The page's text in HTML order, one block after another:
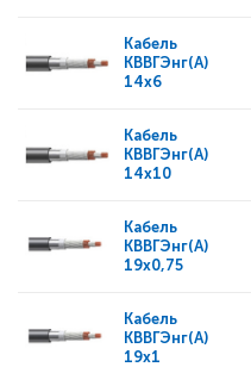
Кабель
КВВГЭнг(А)
14x6
Кабель
КВВГЭнг(А)
14x10
Кабель
КВВГЭнг(А)
19x0,75
Кабель
КВВГЭнг(А)
19x1